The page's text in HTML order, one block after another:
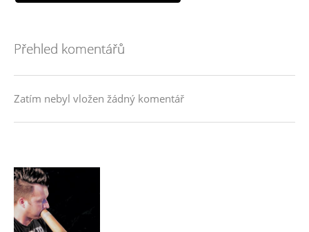
Přehled komentářů
Zatím nebyl vložen žádný komentář